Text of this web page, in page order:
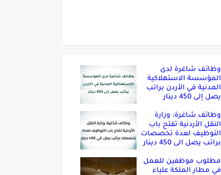
وظائف شاغرة لدى
المؤسسة الاستهلاكية
المدنية في الأردن براتب
يصل إلى 450 دينار
وظائف شاغرة: وزارة
النقل الأردنية تفتح باب
التوظيف لعدة تخصصات
براتب يصل الى 450 دينار
مطلوب موظفين للعمل
في مطار الملكة علياء